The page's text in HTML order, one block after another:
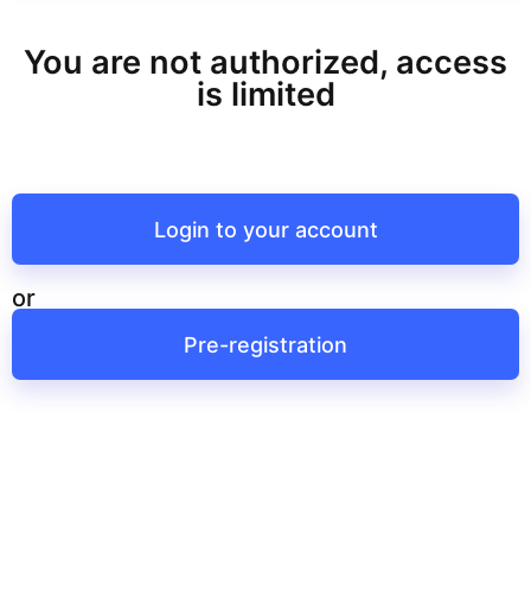
You are not authorized, access
is limited
Login to your account
or
Pre-registration